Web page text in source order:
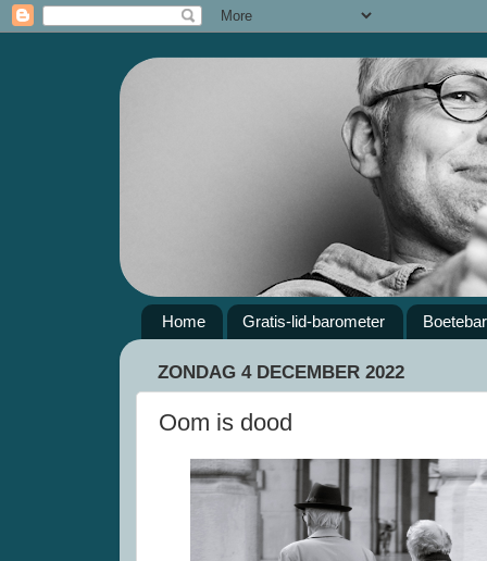
Home Gratis-lid-barometer
ZONDAG 4 DECEMBER 2022
Oom is dood